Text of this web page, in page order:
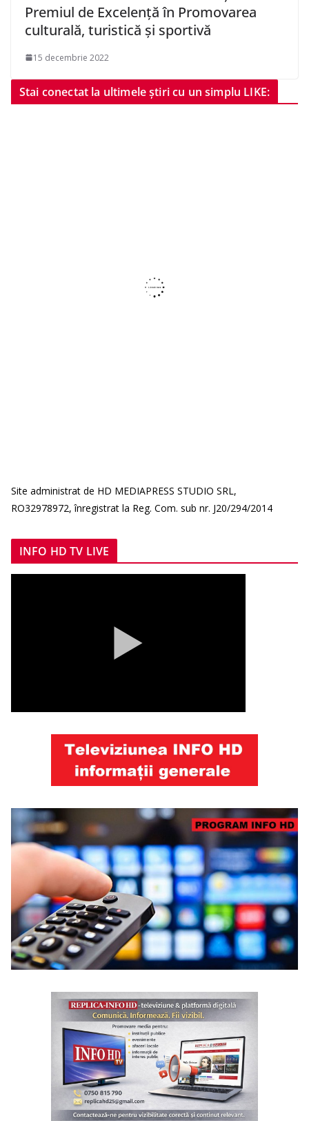
Premiul de Excelență în Promovarea
culturală, turistică și sportivă
15 decembrie 2022
Stai conectat la ultimele știri cu un simplu LIKE:
Site administrat de HD MEDIAPRESS STUDIO SRL,
RO32978972, înregistrat la Reg. Com. sub nr. J20/294/2014
INFO HD TV LIVE